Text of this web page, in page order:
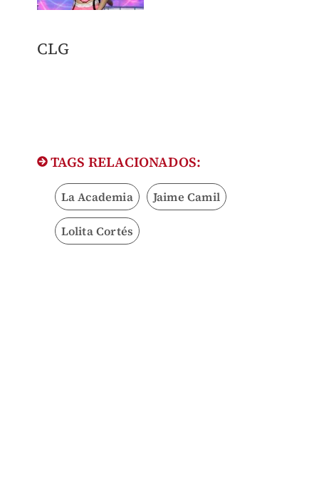
CLG​
TAGS RELACIONADOS:
La Academia Jaime Camil
Lolita Cortés